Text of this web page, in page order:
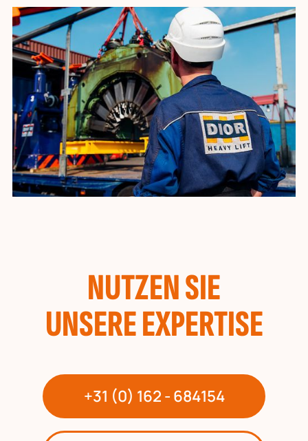
NUTZEN SIE
UNSERE EXPERTISE
+31 (0) 162 - 684154